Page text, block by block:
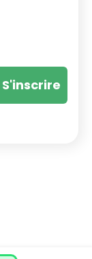
S'inscrire